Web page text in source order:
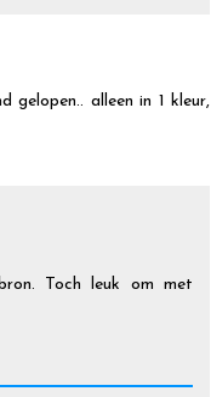
gelopen.. alleen in 1 kleur,
Toch leuk om met